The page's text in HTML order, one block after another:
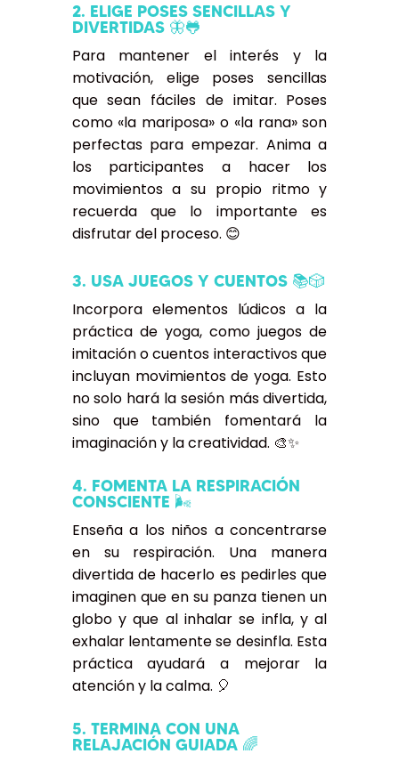
2. ELIGE POSES SENCILLAS Y
DIVERTIDAS 🦋🐸
Para mantener el interés y la
motivación, elige poses sencillas
que sean fáciles de imitar. Poses
como «la mariposa» o «la rana» son
perfectas para empezar. Anima a
los participantes a hacer los
movimientos a su propio ritmo y
recuerda que lo importante es
disfrutar del proceso. 😊
3. USA JUEGOS Y CUENTOS 📚🎲
Incorpora elementos lúdicos a la
práctica de yoga, como juegos de
imitación o cuentos interactivos que
incluyan movimientos de yoga. Esto
no solo hará la sesión más divertida,
sino que también fomentará la
imaginación y la creatividad. 🎨✨
4. FOMENTA LA RESPIRACIÓN
CONSCIENTE 🌬️
Enseña a los niños a concentrarse
en su respiración. Una manera
divertida de hacerlo es pedirles que
imaginen que en su panza tienen un
globo y que al inhalar se infla, y al
exhalar lentamente se desinfla. Esta
práctica ayudará a mejorar la
atención y la calma. 🎈
5. TERMINA CON UNA
RELAJACIÓN GUIADA 🌈